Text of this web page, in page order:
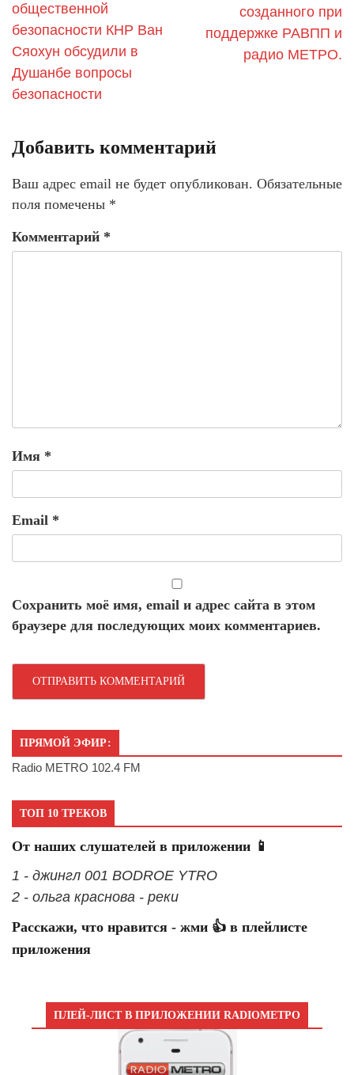
общественной
безопасности КНР Ван
Сяохун обсудили в
Душанбе вопросы
безопасности
созданного при
поддержке РАВПП и
радио МЕТРО.
Добавить комментарий
Ваш адрес email не будет опубликован. Обязательные
поля помечены *
Комментарий *
Имя *
Email *
Сохранить моё имя, email и адрес сайта в этом
браузере для последующих моих комментариев.
ПРЯМОЙ ЭФИР:
Radio METRO 102.4 FM
ТОП 10 ТРЕКОВ
От наших слушателей в приложении 📱
1 - джингл 001 BODROE YTRO
2 - ольга краснова - реки
Расскажи, что нравится - жми 👍 в плейлисте
приложения
ПЛЕЙ-ЛИСТ В ПРИЛОЖЕНИИ RADIOМЕТРО